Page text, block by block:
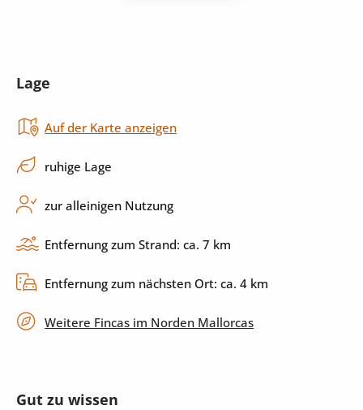
Backofen
Cerankochfeld
Spülmaschine
Lage
Auf der Karte anzeigen
ruhige Lage
zur alleinigen Nutzung
Entfernung zum Strand: ca. 7 km
Entfernung zum nächsten Ort: ca. 4 km
Weitere Fincas im Norden Mallorcas
Gut zu wissen